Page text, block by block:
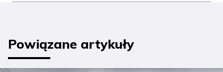
Powiązane artykuły